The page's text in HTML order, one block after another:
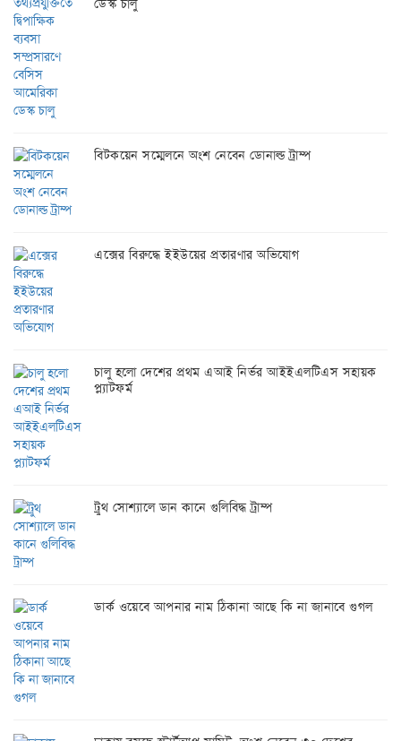
ডেস্ক চালু
বিটকয়েন সম্মেলনে অংশ নেবেন ডোনাল্ড ট্রাম্প
এক্সের বিরুদ্ধে ইইউয়ের প্রতারণার অভিযোগ
চালু হলো দেশের প্রথম এআই নির্ভর আইইএলটিএস সহায়ক
প্ল্যাটফর্ম
ট্রুথ সোশ্যালে ডান কানে গুলিবিদ্ধ ট্রাম্প
ডার্ক ওয়েবে আপনার নাম ঠিকানা আছে কি না জানাবে গুগল